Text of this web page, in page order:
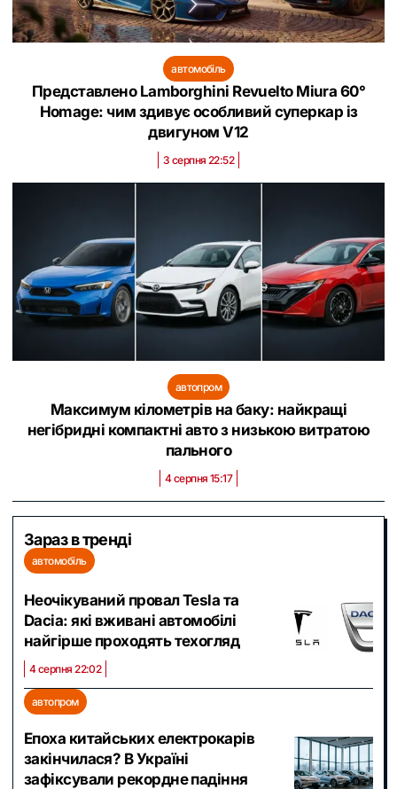
автомобіль
Представлено Lamborghini Revuelto Miura 60°
Homage: чим здивує особливий суперкар із
двигуном V12
3 серпня 22:52
автопром
Максимум кілометрів на баку: найкращі
негібридні компактні авто з низькою витратою
пального
4 серпня 15:17
Зараз в тренді
автомобіль
Неочікуваний провал Tesla та
Dacia: які вживані автомобілі
найгірше проходять техогляд
4 серпня 22:02
автопром
Епоха китайських електрокарів
закінчилася? В Україні
зафіксували рекордне падіння